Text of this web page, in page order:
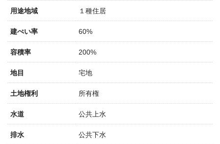
用途地域 １種住居
建ぺい率 60%
容積率 200%
地目 宅地
土地権利 所有権
水道 公共上水
排水 公共下水